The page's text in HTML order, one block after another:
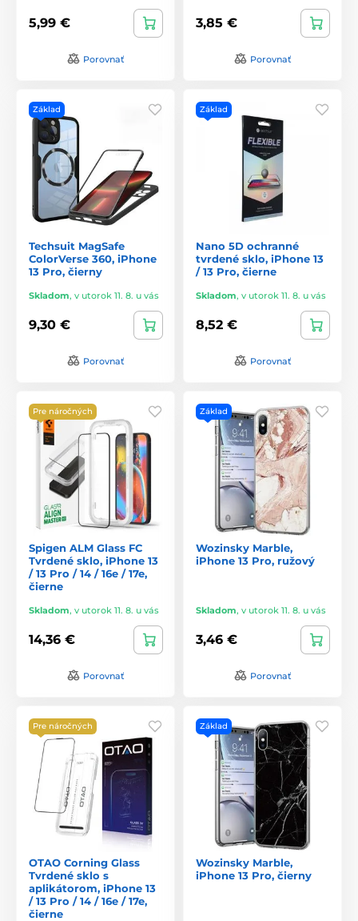
5,99 €
Porovnať
3,85 €
Porovnať
Základ
Techsuit MagSafe
ColorVerse 360, iPhone
13 Pro, čierny
Skladom, v utorok 11. 8. u vás
9,30 €
Porovnať
Základ
Nano 5D ochranné
tvrdené sklo, iPhone 13
/ 13 Pro, čierne
Skladom, v utorok 11. 8. u vás
8,52 €
Porovnať
Pre náročných
Spigen ALM Glass FC
Tvrdené sklo, iPhone 13
/ 13 Pro / 14 / 16e / 17e,
čierne
Skladom, v utorok 11. 8. u vás
14,36 €
Porovnať
Základ
Wozinsky Marble,
iPhone 13 Pro, ružový
Skladom, v utorok 11. 8. u vás
3,46 €
Porovnať
Pre náročných
OTAO Corning Glass
Tvrdené sklo s
aplikátorom, iPhone 13
/ 13 Pro / 14 / 16e / 17e,
čierne
Základ
Wozinsky Marble,
iPhone 13 Pro, čierny